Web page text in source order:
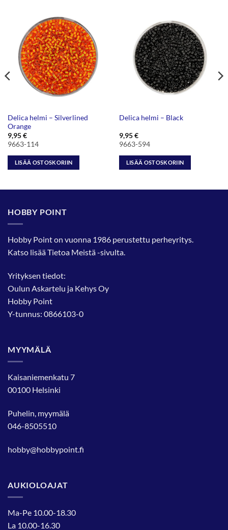
Delica helmi – Silverlined
Orange
9,95€
9663-114
LISÄÄ OSTOSKORIIN
Delica helmi – Black
9,95€
9663-594
LISÄÄ OSTOSKORIIN
HOBBY POINT
Hobby Point on vuonna 1986 perustettu perheyritys.
Katso lisääTietoa Meistä-sivulta.
Yrityksen tiedot:
Oulun Askartelu ja Kehys Oy
Hobby Point
Y-tunnus: 0866103-0
MYYMÄLÄ
Kaisaniemenkatu 7
00100 Helsinki
Puhelin, myymälä
046-8505510
hobby@hobbypoint.fi
AUKIOLOAJAT
Ma-Pe 10.00-18.30
La 10.00-16.30